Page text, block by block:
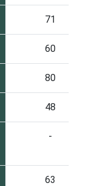
71
60
80
48
-
63